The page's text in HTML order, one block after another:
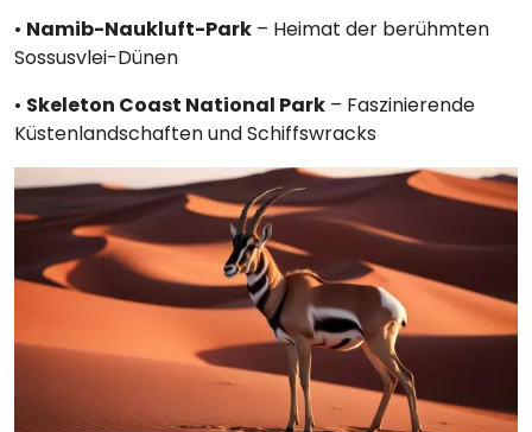
• Namib-Naukluft-Park – Heimat der berühmten
Sossusvlei-Dünen
• Skeleton Coast National Park – Faszinierende
Küstenlandschaften und Schiffswracks